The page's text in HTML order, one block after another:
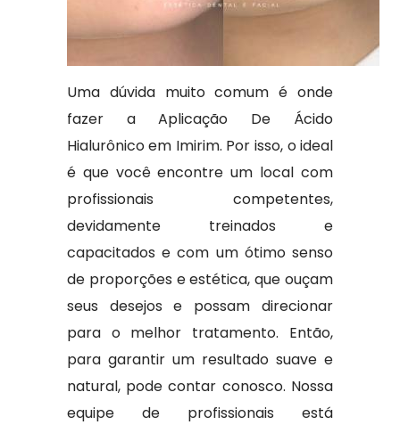
Uma dúvida muito comum é onde
fazer a Aplicação De Ácido
Hialurônico em Imirim. Por isso, o ideal
é que você encontre um local com
profissionais competentes,
devidamente treinados e
capacitados e com um ótimo senso
de proporções e estética, que ouçam
seus desejos e possam direcionar
para o melhor tratamento. Então,
para garantir um resultado suave e
natural, pode contar conosco. Nossa
equipe de profissionais está